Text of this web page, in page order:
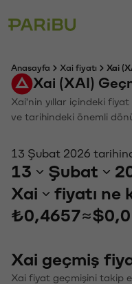
Anasayfa Xai fiyatı Xai
Xai (XAI)
Xai'nin yıllar içindeki fiyat
ve tarihindeki önemli
13 Şubat 2026
13 Şubat
Xai
fiyatı ne
₺0,4657≈
Xai geçmiş
Xai fiyat geçmişini takip